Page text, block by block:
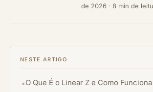
de 2026 · 8 min de
NESTE ARTIGO
O Que É o Linear Z e Como Funciona